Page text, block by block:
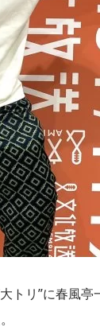
トリ”に春風